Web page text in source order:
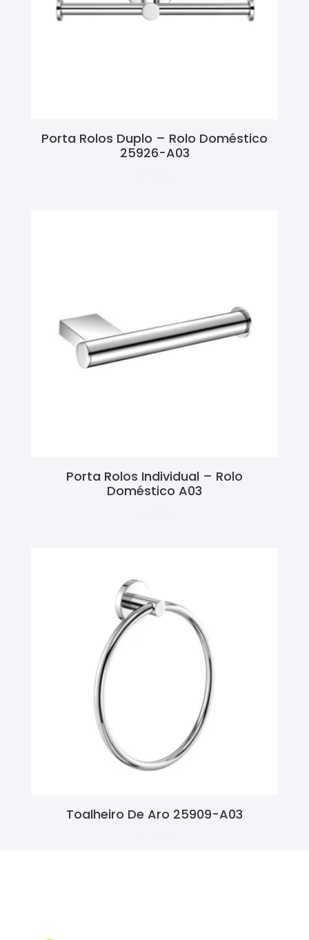
Porta Rolos Duplo – Rolo Doméstico
25926-A03
Porta Rolos Individual – Rolo
Doméstico A03
Toalheiro De Aro 25909-A03